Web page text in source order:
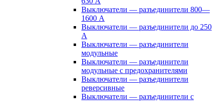
Выключатели — разъединители 800—
1600 А
Выключатели — разъединители до 250
А
Выключатели — разъединители
модульные
Выключатели — разъединители
модульные с предохранителями
Выключатели — разъединители
реверсивные
Выключатели — разъединители с